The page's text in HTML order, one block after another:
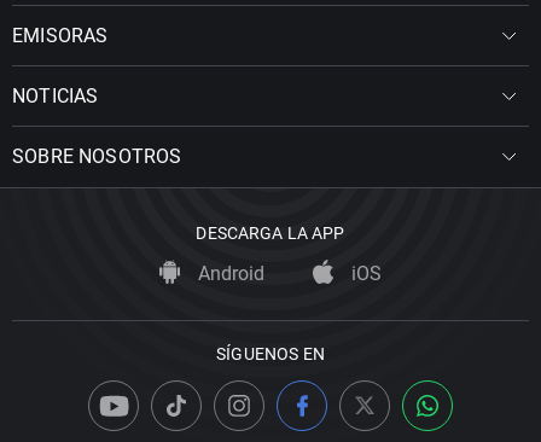
EMISORAS
NOTICIAS
SOBRE NOSOTROS
DESCARGA LA APP
Android iOS
SÍGUENOS EN